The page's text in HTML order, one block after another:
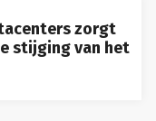
zorgt
stijging van het